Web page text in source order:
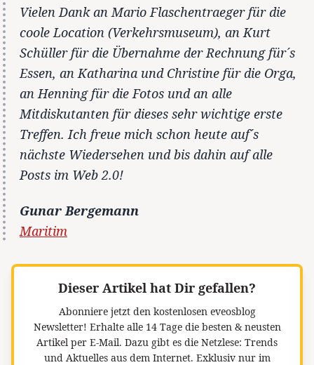
Vielen Dank an Mario Flaschentraeger für die
coole Location (Verkehrsmuseum), an Kurt
Schüller für die Übernahme der Rechnung für´s
Essen, an Katharina und Christine für die Orga,
an Henning für die Fotos und an alle
Mitdiskutanten für dieses sehr wichtige erste
Treffen. Ich freue mich schon heute auf´s
nächste Wiedersehen und bis dahin auf alle
Posts im Web 2.0!
Gunar Bergemann
Maritim
Dieser Artikel hat Dir gefallen?
Abonniere jetzt den kostenlosen eveosblog
Newsletter! Erhalte alle 14 Tage die besten & neusten
Artikel per E-Mail. Dazu gibt es die Netzlese: Trends
und Aktuelles aus dem Internet. Exklusiv nur im